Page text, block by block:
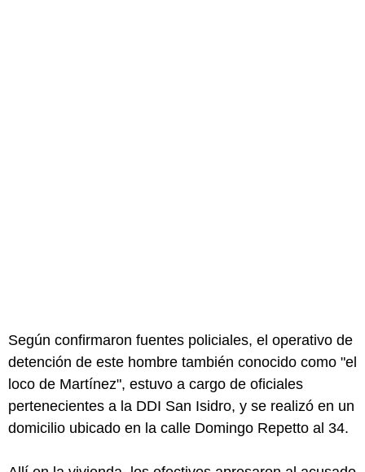
Según confirmaron fuentes policiales, el operativo de
detención de este hombre también conocido como "el
loco de Martínez", estuvo a cargo de oficiales
pertenecientes a la DDI San Isidro, y se realizó en un
domicilio ubicado en la calle Domingo Repetto al 34.